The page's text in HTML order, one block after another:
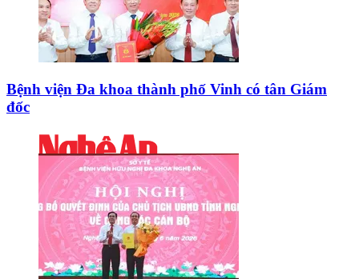
Bệnh viện Đa khoa thành phố Vinh có tân Giám
đốc